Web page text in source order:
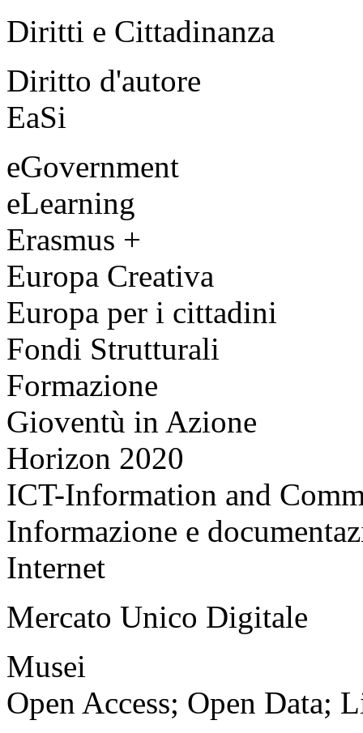
Diritti e Cittadinanza
Diritto d'autore
EaSi
eGovernment
eLearning
Erasmus +
Europa Creativa
Europa per i cittadini
Fondi Strutturali
Formazione
Gioventù in Azione
Horizon 2020
ICT-Information and
Informazione e
Internet
Mercato Unico Digitale
Musei
Open Access; Open Data;